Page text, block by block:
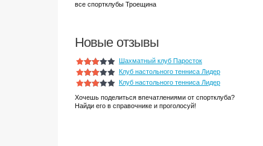
все спортклубы Троещина
Новые отзывы
Шахматный клуб Паросток
Клуб настольного тенниса Лидер
Клуб настольного тенниса Лидер
Хочешь поделиться впечатлениями от спортклуба?
Найди его в справочнике и проголосуй!